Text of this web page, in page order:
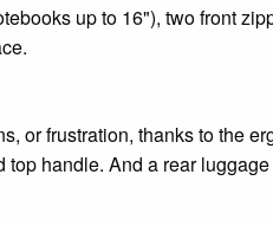
up to 16"), two front
or frustration, thanks to the
handle. And a rear